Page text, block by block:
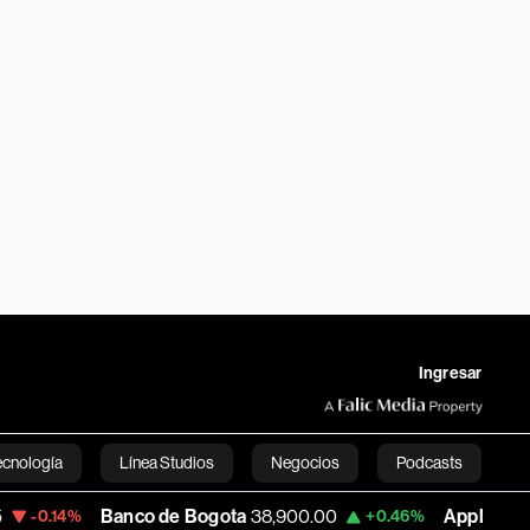
Ingresar
Línea Studios Negocios Podcasts
English
Banco de Bogota 38,900.00 +0.46% Apple 313.305